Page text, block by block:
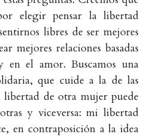
elegir pensar la libertad
libres de ser mejores
mejores relaciones basadas
en el amor. Buscamos una
que cuide a la de las
libertad de otra mujer puede
y viceversa: mi libertad
en contraposición a la idea